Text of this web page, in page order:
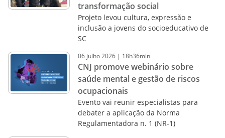
transformação social
Projeto levou cultura, expressão e
inclusão a jovens do socioeducativo de
SC
06 julho2026 | 18h36min
CNJ promove webinário sobre
saúde mental e gestão de riscos
ocupacionais
Evento vai reunir especialistas para
debater a aplicação da Norma
Regulamentadora n. 1 (NR-1)